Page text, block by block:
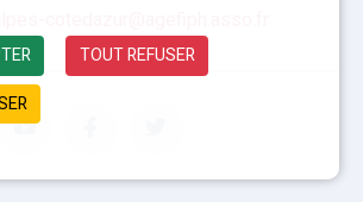
TOUT REFUSER